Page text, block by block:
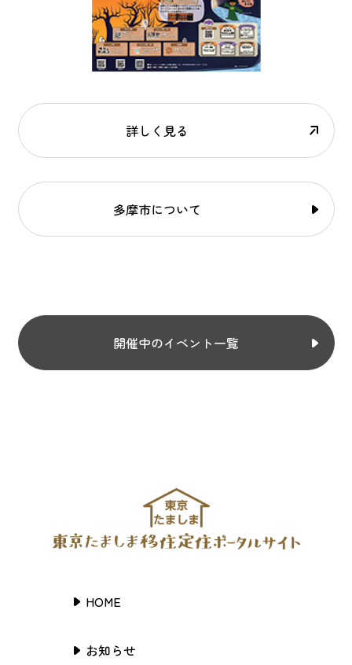
詳しく見る
多摩市について
開催中のイベント一覧
HOME
お知らせ